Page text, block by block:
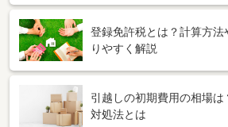
登録免許税とは？計算方法
りやすく解説
引越しの初期費用の相場
対処法とは